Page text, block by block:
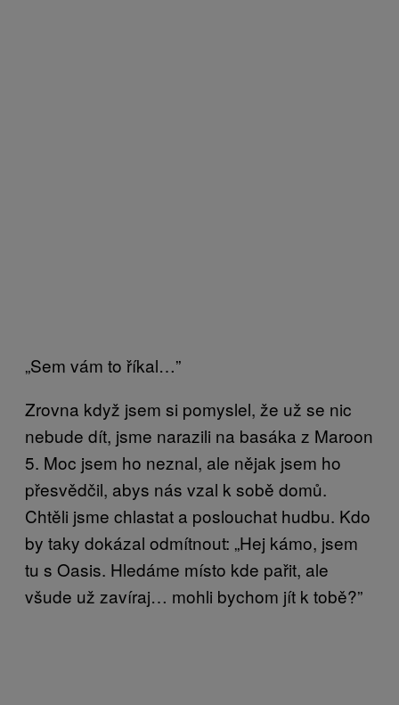
„Sem vám to říkal…”
Zrovna když jsem si pomyslel, že už se nic
nebude dít, jsme narazili na basáka z Maroon
5. Moc jsem ho neznal, ale nějak jsem ho
přesvědčil, abys nás vzal k sobě domů.
Chtěli jsme chlastat a poslouchat hudbu. Kdo
by taky dokázal odmítnout: „Hej kámo, jsem
tu s Oasis. Hledáme místo kde pařit, ale
všude už zavíraj… mohli bychom jít k tobě?”